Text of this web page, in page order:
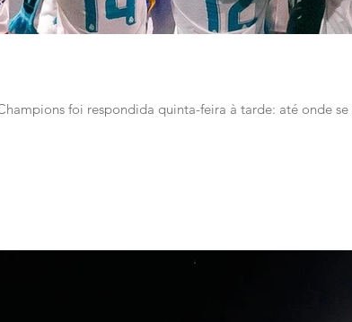
foi respondida quinta-feira à tarde: até onde se